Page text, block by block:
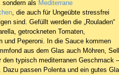
sondern als Mediterrane
, die auch für Ungeübte stressfrei
sind. Gefüllt werden die „Rouladen“
getrockneten Tomaten,
und Peperoni. In die Sauce kommen
aus dem Glas auch Möhren,
den typisch mediterranen Geschmack
Dazu passen Polenta und ein gutes